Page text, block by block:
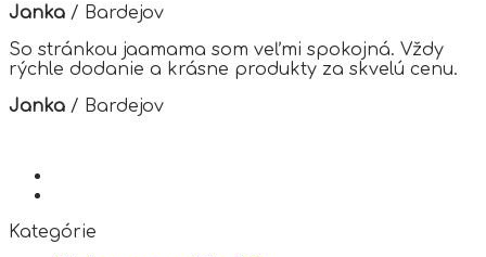
Janka / Bardejov
So stránkou jaamama som veľmi spokojná. Vždy
rýchle dodanie a krásne produkty za skvelú cenu.
Janka / Bardejov
Kategórie